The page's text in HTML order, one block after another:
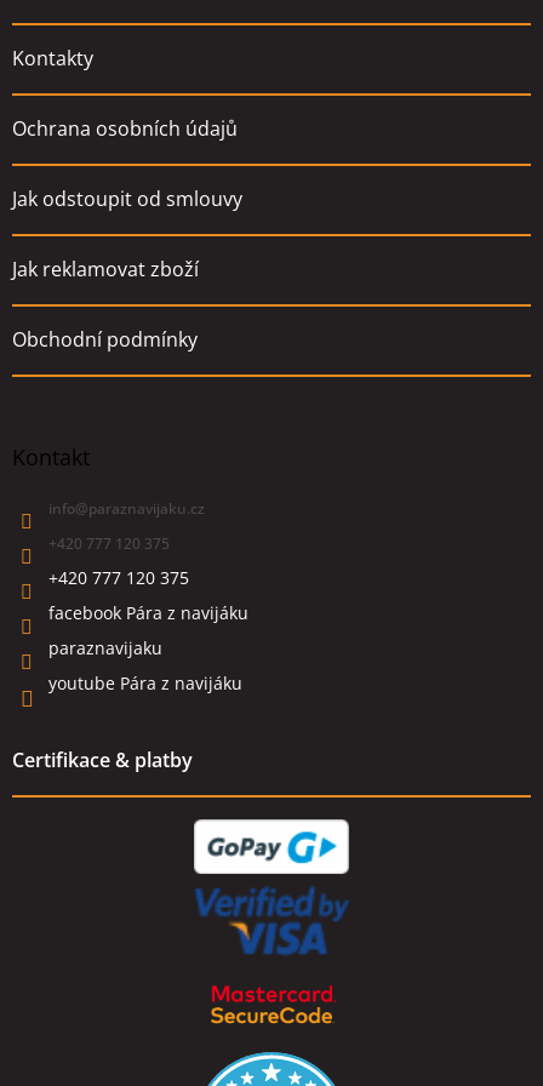
Kontakty
Ochrana osobních údajů
Jak odstoupit od smlouvy
Jak reklamovat zboží
Obchodní podmínky
Kontakt
info@paraznavijaku.cz
+420 777 120 375
+420 777 120 375
facebook Pára z navijáku
paraznavijaku
youtube Pára z navijáku
Certifikace & platby